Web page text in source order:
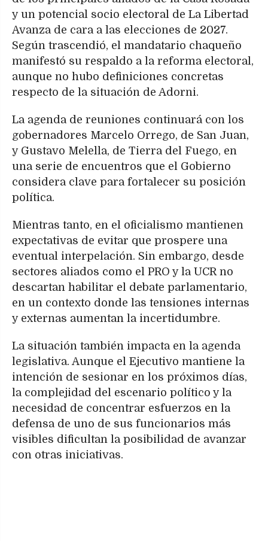
y un potencial socio electoral de La Libertad
Avanza de cara a las elecciones de 2027.
Según trascendió, el mandatario chaqueño
manifestó su respaldo a la reforma electoral,
aunque no hubo definiciones concretas
respecto de la situación de Adorni.
La agenda de reuniones continuará con los
gobernadores Marcelo Orrego, de San Juan,
y Gustavo Melella, de Tierra del Fuego, en
una serie de encuentros que el Gobierno
considera clave para fortalecer su posición
política.
Mientras tanto, en el oficialismo mantienen
expectativas de evitar que prospere una
eventual interpelación. Sin embargo, desde
sectores aliados como el PRO y la UCR no
descartan habilitar el debate parlamentario,
en un contexto donde las tensiones internas
y externas aumentan la incertidumbre.
La situación también impacta en la agenda
legislativa. Aunque el Ejecutivo mantiene la
intención de sesionar en los próximos días,
la complejidad del escenario político y la
necesidad de concentrar esfuerzos en la
defensa de uno de sus funcionarios más
visibles dificultan la posibilidad de avanzar
con otras iniciativas.